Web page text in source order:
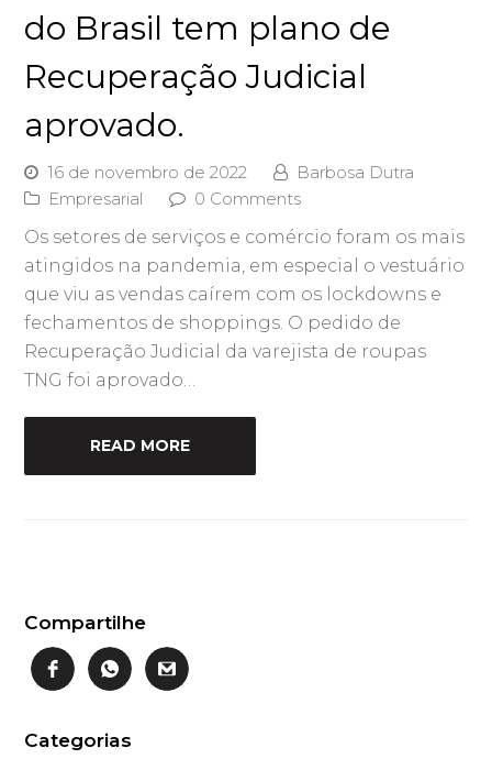
do Brasil tem plano de
Recuperação Judicial
aprovado.
16 de novembro de 2022
Barbosa Dutra
Empresarial
0 Comments
Os setores de serviços e comércio foram os mais
atingidos na pandemia, em especial o vestuário
que viu as vendas caírem com os lockdowns e
fechamentos de shoppings. O pedido de
Recuperação Judicial da varejista de roupas
TNG foi aprovado…
READ MORE
Compartilhe
Categorias